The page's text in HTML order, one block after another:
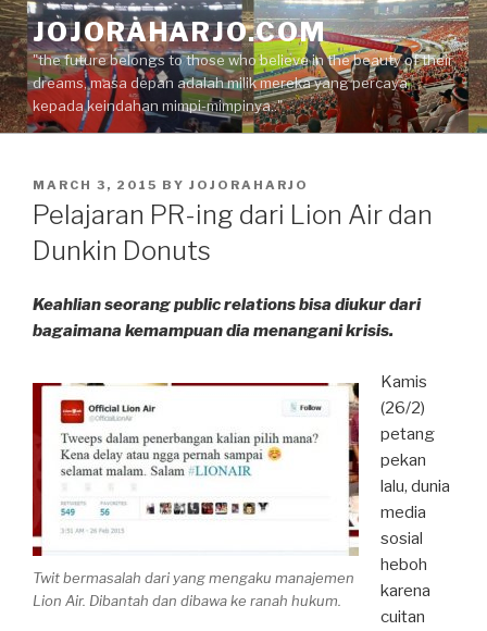
Skip
to
content
JOJORAHARJO.COM
"the future belongs to those who believe in the beauty of their
dreams, masa depan adalah milik mereka yang percaya
kepada keindahan mimpi-mimpinya.."
POSTED
ON
MARCH 3, 2015 BY JOJORAHARJO
Pelajaran PR-ing dari Lion Air dan
Dunkin Donuts
Keahlian seorang public relations bisa diukur dari
bagaimana kemampuan dia menangani krisis.
Twit bermasalah dari yang mengaku manajemen
Lion Air. Dibantah dan dibawa ke ranah hukum.
Kamis
(26/2)
petang
pekan
lalu, dunia
media
sosial
heboh
karena
cuitan